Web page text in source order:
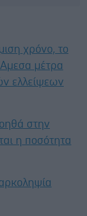
χρόνο, το
μέτρα
ελλείψεων
στην
η ποσότητα